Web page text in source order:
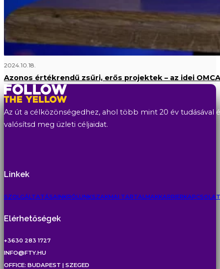
2024.10.18.
Azonos értékrendű zsűri, erős projektek – az idei
Az út a célközönségedhez, ahol több mint 20 év tudásával
valósítsd meg üzleti céljaidat.
Linkek
SZOLGÁLTATÁSAINKRÓLUNKSZAKMAI TARTALMAKKARRIERKAPCSOLAT
Elérhetőségek
+3630 283 1727
INFO@FTY.HU
OFFICE: BUDAPEST | SZEGED